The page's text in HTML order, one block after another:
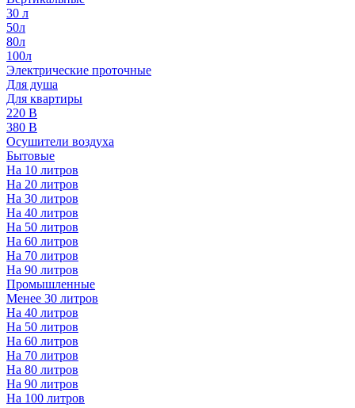
30 л
50л
80л
100л
Электрические проточные
Для душа
Для квартиры
220 В
380 В
Осушители воздуха
Бытовые
На 10 литров
На 20 литров
На 30 литров
На 40 литров
На 50 литров
На 60 литров
На 70 литров
На 90 литров
Промышленные
Менее 30 литров
На 40 литров
На 50 литров
На 60 литров
На 70 литров
На 80 литров
На 90 литров
На 100 литров